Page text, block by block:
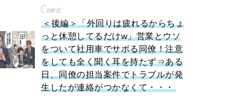
Comic
＜後編＞「外回りは疲れるからちょ
っと休憩してるだけw」営業とウソ
をついて社用車でサボる同僚！注意
をしても全く聞く耳を持たず⇒ある
日、同僚の担当案件でトラブルが発
生したが連絡がつかなくて・・・